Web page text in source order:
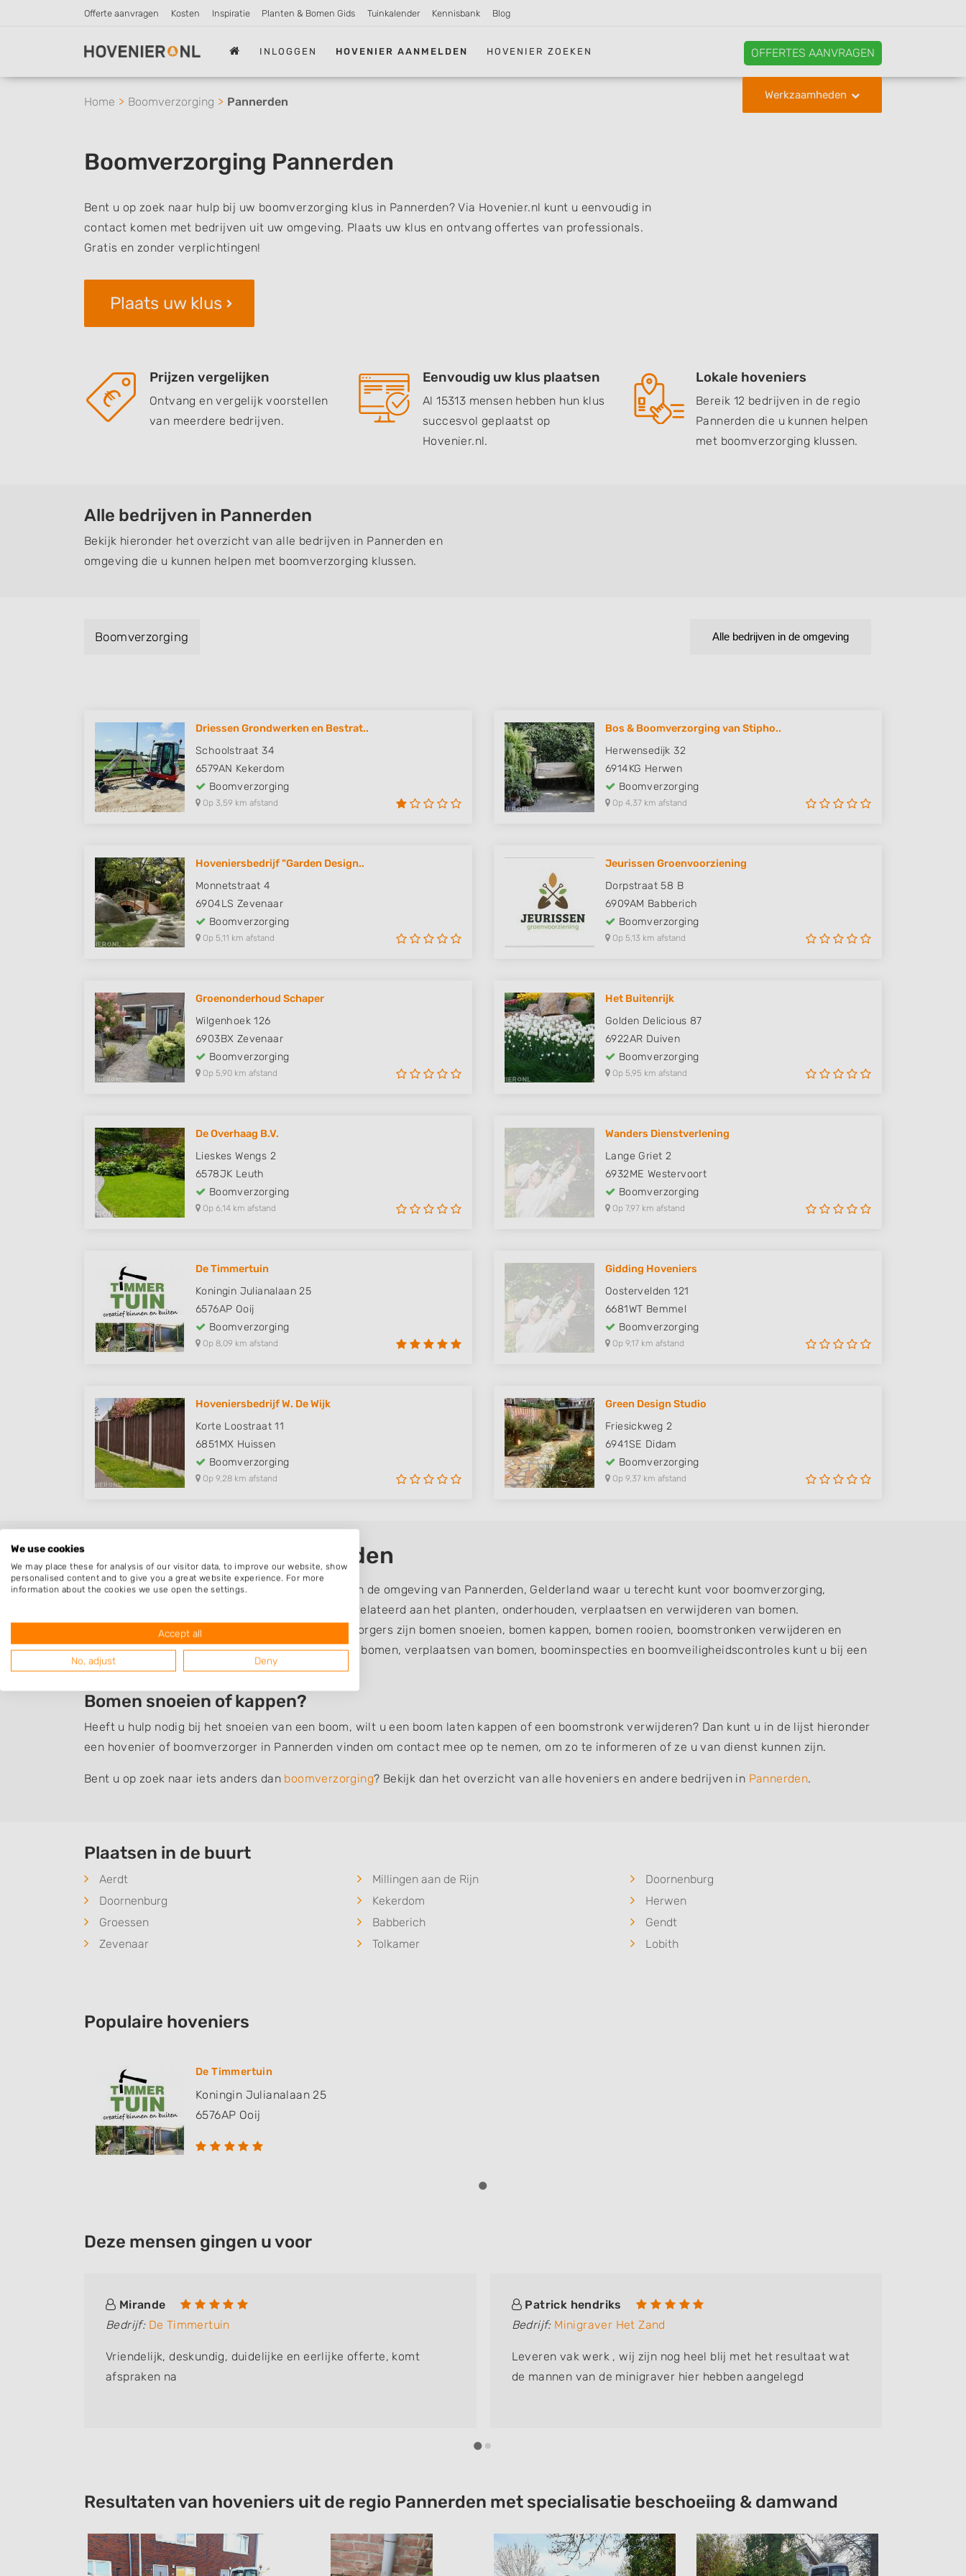
Offerte aanvragen Kosten Inspiratie Planten & Bomen Gids Tuinkalender Kennisbank Blog
INLOGGEN HOVENIER AANMELDEN HOVENIER ZOEKEN OFFERTES AANVRAGEN
Werkzaamheden
Home Boomverzorging Pannerden
Boomverzorging Pannerden
Bent u op zoek naar hulp bij uw boomverzorging klus in Pannerden? Via Hovenier.nl kunt u eenvoudig in
contact komen met bedrijven uit uw omgeving. Plaats uw klus en ontvang offertes van professionals.
Gratis en zonder verplichtingen!
Plaats uw klus
Prijzen vergelijken
Ontvang en vergelijk voorstellen
van meerdere bedrijven.
Eenvoudig uw klus plaatsen
Al 15313 mensen hebben hun klus
succesvol geplaatst op
Hovenier.nl.
Lokale hoveniers
Bereik 12 bedrijven in de regio
Pannerden die u kunnen helpen
met boomverzorging klussen.
Alle bedrijven in Pannerden
Bekijk hieronder het overzicht van alle bedrijven in Pannerden en
omgeving die u kunnen helpen met boomverzorging klussen.
Boomverzorging Alle bedrijven in de omgeving
Driessen Grondwerken en Bestrat..
Schoolstraat 34
6579AN Kekerdom
Boomverzorging
Op 3,59 km afstand
Bos & Boomverzorging van Stipho..
Herwensedijk 32
6914KG Herwen
Boomverzorging
Op 4,37 km afstand
Hoveniersbedrijf "Garden Design..
Monnetstraat 4
6904LS Zevenaar
Boomverzorging
Op 5,11 km afstand
Jeurissen Groenvoorziening
Dorpstraat 58 B
6909AM Babberich
Boomverzorging
Op 5,13 km afstand
Groenonderhoud Schaper
Wilgenhoek 126
6903BX Zevenaar
Boomverzorging
Op 5,90 km afstand
Het Buitenrijk
Golden Delicious 87
6922AR Duiven
Boomverzorging
Op 5,95 km afstand
De Overhaag B.V.
Lieskes Wengs 2
6578JK Leuth
Boomverzorging
Op 6,14 km afstand
Wanders Dienstverlening
Lange Griet 2
6932ME Westervoort
Boomverzorging
Op 7,97 km afstand
De Timmertuin
Koningin Julianalaan 25
6576AP Ooij
Boomverzorging
Op 8,09 km afstand
Gidding Hoveniers
Oostervelden 121
6681WT Bemmel
Boomverzorging
Op 9,17 km afstand
Hoveniersbedrijf W. De Wijk
Korte Loostraat 11
6851MX Huissen
Boomverzorging
Op 9,28 km afstand
Green Design Studio
Friesickweg 2
6941SE Didam
Boomverzorging
Op 9,37 km afstand
Boomverzorging Pannerden
Een overzicht van hoveniers en boomverzorgers in de omgeving van Pannerden, Gelderland waar u terecht kunt voor boomverzorging,
waaronder alle werkzaamheden vallen die zijn gerelateerd aan het planten, onderhouden, verplaatsen en verwijderen van bomen.
Veelvoorkomende werkzaamheden van boomverzorgers zijn bomen snoeien, bomen kappen, bomen rooien, boomstronken verwijderen en
stobbenfrezen. Maar ook voor het aanplanten van bomen, verplaatsen van bomen, boominspecties en boomveiligheidscontroles kunt u bij een
boomverzorger terecht.
Bomen snoeien of kappen?
Heeft u hulp nodig bij het snoeien van een boom, wilt u een boom laten kappen of een boomstronk verwijderen? Dan kunt u in de lijst hieronder
een hovenier of boomverzorger in Pannerden vinden om contact mee op te nemen, om zo te informeren of ze u van dienst kunnen zijn.
Bent u op zoek naar iets anders dan boomverzorging? Bekijk dan het overzicht van alle hoveniers en andere bedrijven in Pannerden.
Plaatsen in de buurt
Aerdt Millingen aan de Rijn
Doornenburg
Doornenburg
Kekerdom
Herwen
Groessen
Babberich
Gendt
Zevenaar
Tolkamer Lobith
Populaire hoveniers
De Timmertuin
Koningin Julianalaan 25
6576AP Ooij
Deze mensen gingen u voor
Mirande
Bedrijf: De Timmertuin
Vriendelijk, deskundig, duidelijke en eerlijke offerte, komt
afspraken na
Patrick hendriks
Bedrijf: Minigraver Het Zand
Leveren vak werk , wij zijn nog heel blij met het resultaat wat
de mannen van de minigraver hier hebben aangelegd
Resultaten van hoveniers uit de regio Pannerden met specialisatie beschoeiing & damwand
We use cookies
We may place these for analysis of our visitor data, to improve our website, show
personalised content and to give you a great website experience. For more
information about the cookies we use open the settings.
Accept all
No, adjust Deny